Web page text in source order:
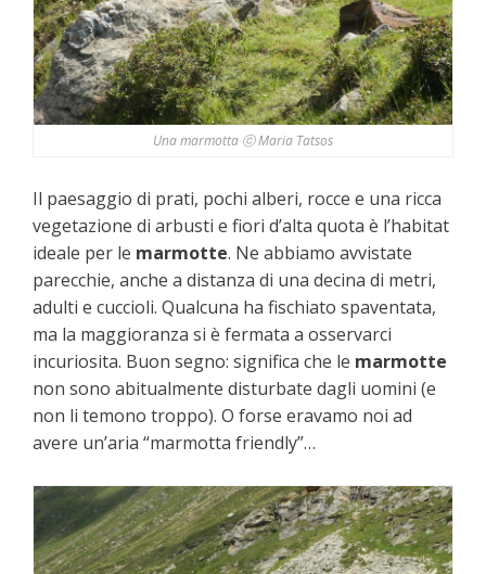
Una marmotta ⓒ Maria Tatsos
Il paesaggio di prati, pochi alberi, rocce e una ricca
vegetazione di arbusti e fiori d’alta quota è l’habitat
ideale per le marmotte. Ne abbiamo avvistate
parecchie, anche a distanza di una decina di metri,
adulti e cuccioli. Qualcuna ha fischiato spaventata,
ma la maggioranza si è fermata a osservarci
incuriosita. Buon segno: significa che le marmotte
non sono abitualmente disturbate dagli uomini (e
non li temono troppo). O forse eravamo noi ad
avere un’aria “marmotta friendly”…